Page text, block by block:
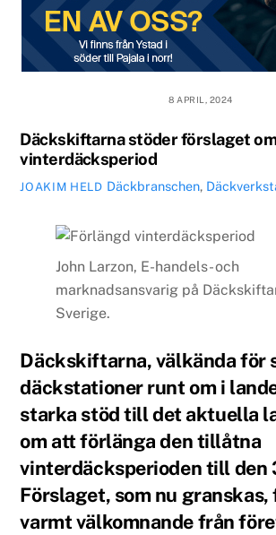
8 APRIL, 2024
Däckskiftarna stöder förslaget
vinterdäcksperiod
JOAKIM HELD Däckbranschen,
John Larzon, E-handels- och
marknadsansvarig på
Sverige.
Däckskiftarna, välkända för
däckstationer runt om i
starka stöd till det aktuella
om att förlänga den tillåtna
vinterdäcksperioden till den
Förslaget, som nu
varmt välkomnande från